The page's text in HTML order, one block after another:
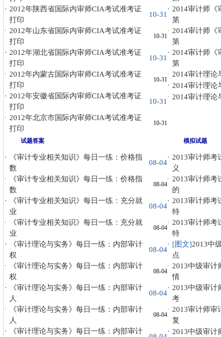
· 2012年陕西省国际内审师CIA考试准考证
打印
10-31
· 2012年山东省国际内审师CIA考试准考证
打印
10-31
· 2012年湖北省国际内审师CIA考试准考证
打印
10-31
· 2012年内蒙古国际内审师CIA考试准考证
打印
10-31
· 2012年安徽省国际内审师CIA考试准考证
打印
10-31
· 2012年北京市国际内审师CIA考试准考证
打印
10-31
· 2014审计师《
第
· 2014审计师《
第
· 2014审计师《
第
· 2014审计理论
· 2014审计理论
· 2014审计理论
试题答案
·
《审计专业相关知识》每日一练：价格指
数
08-04
·
《审计专业相关知识》每日一练：价格指
数
08-04
·
《审计专业相关知识》每日一练：充分就
业
08-04
·
《审计专业相关知识》每日一练：充分就
业
08-04
·
《审计理论与实务》每日一练：内部审计
权
08-04
·
《审计理论与实务》每日一练：内部审计
权
08-04
·
《审计理论与实务》每日一练：内部审计
人
08-04
·
《审计理论与实务》每日一练：内部审计
人
08-04
·
《审计理论与实务》每日一练：内部审计
模拟试题
· 2013审计师考
义
· 2013审计师考
的
· 2013审计师考
特
· 2013审计师考
特
· [图文]2013中
点
· 2013中级审计
情
· 2013中级审计
考
· 2013审计师审
复
· 2013中级审计